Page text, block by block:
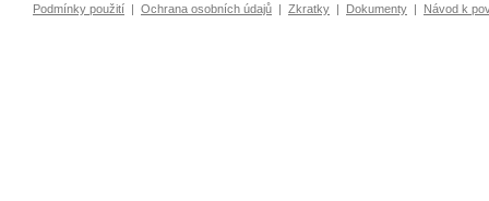
Podmínky použití | Ochrana osobních údajů | Zkratky | Dokumenty | Návod k